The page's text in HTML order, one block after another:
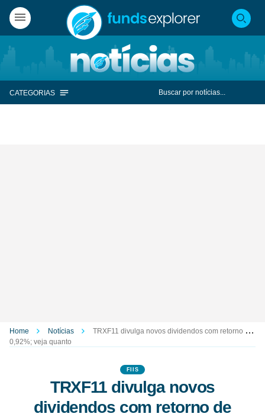
CATEGORIAS
Home Notícias
TRXF11 divulga novos dividendos com retorno de
0,92%; veja quanto
FIIS
TRXF11 divulga novos
dividendos com retorno de